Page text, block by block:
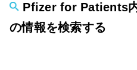
Pfizer for Patients
の情報を検索する​​​​​​​​​​​​​​